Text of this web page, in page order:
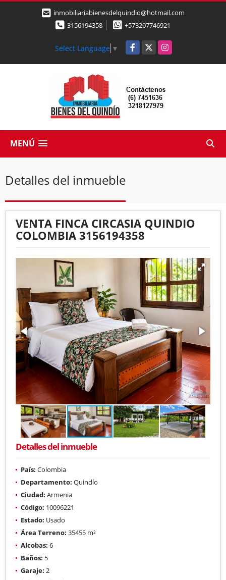
inmobiliariabienesdelquindio@hotmail.com
3156194358
+573207746921
Select Language ▼ Facebook
X Instagram
MENÚ
Detalles del inmueble
VENTA FINCA CIRCASIA QUINDIO
COLOMBIA 3156194358
Detalles del inmueble
País: Colombia
Departamento: Quindío
Ciudad: Armenia
Código: 10096221
Estado: Usado
Área Terreno: 35455 m²
Alcobas: 6
Baños: 5
Garaje: 2